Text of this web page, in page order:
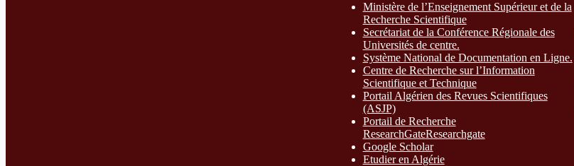
Ministère de l’Enseignement Supérieur et de la
Recherche Scientifique
Secrétariat de la Conférence Régionale des
Universités de centre.
Système National de Documentation en Ligne.
Centre de Recherche sur l’Information
Scientifique et Technique
Portail Algérien des Revues Scientifiques
(ASJP)
Portail de Recherche
ResearchGateResearchgate
Google Scholar
Etudier en Algérie